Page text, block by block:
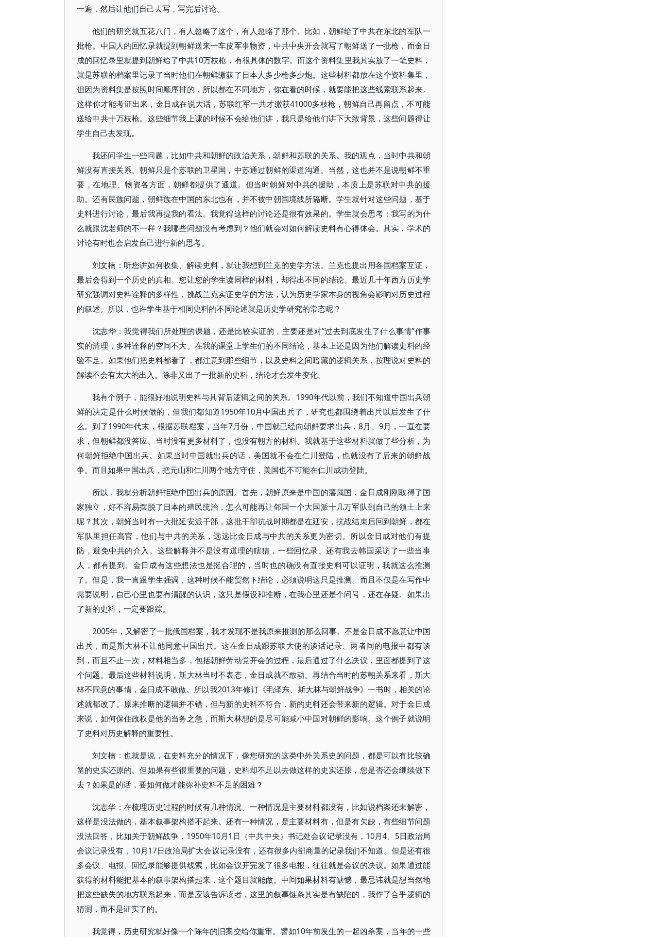
一遍，然后让他们自己去写，写完后讨论。
他们的研究就五花八门，有人忽略了这个，有人忽略了那个。比如，朝鲜给了中共在东北的军队一
批枪。中国人的回忆录就提到朝鲜送来一车皮军事物资，中共中央开会就写了朝鲜送了一批枪，而金日
成的回忆录里就提到朝鲜给了中共10万枝枪，有很具体的数字。而这个资料集里我其实放了一笔史料，
就是苏联的档案里记录了当时他们在朝鲜缴获了日本人多少枪多少炮。这些材料都放在这个资料集里，
但因为资料集是按照时间顺序排的，所以都在不同地方，你在看的时候，就要能把这些线索联系起来。
这样你才能考证出来，金日成在说大话，苏联红军一共才缴获41000多枝枪，朝鲜自己再留点，不可能
送给中共十万枝枪。这些细节我上课的时候不会给他们讲，我只是给他们讲下大致背景，这些问题得让
学生自己去发现。
我还问学生一些问题，比如中共和朝鲜的政治关系，朝鲜和苏联的关系。我的观点，当时中共和朝
鲜没有直接关系。朝鲜只是个苏联的卫星国，中苏通过朝鲜的渠道沟通。当然，这也并不是说朝鲜不重
要，在地理、物资各方面，朝鲜都提供了通道。但当时朝鲜对中共的援助，本质上是苏联对中共的援
助。还有民族问题，朝鲜族在中国的东北也有，并不被中朝国境线所隔断。学生就针对这些问题，基于
史料进行讨论，最后我再提我的看法。我觉得这样的讨论还是很有效果的。学生就会思考：我写的为什
么就跟沈老师的不一样？我哪些问题没有考虑到？他们就会对如何解读史料有心得体会。其实，学术的
讨论有时也会启发自己进行新的思考。
刘文楠：听您讲如何收集、解读史料，就让我想到兰克的史学方法。兰克也提出用各国档案互证，
最后会得到一个历史的真相。您让您的学生读同样的材料，却得出不同的结论。最近几十年西方历史学
研究强调对史料诠释的多样性，挑战兰克实证史学的方法，认为历史学家本身的视角会影响对历史过程
的叙述。所以，也许学生基于相同史料的不同论述就是历史学研究的常态呢？
沈志华：我觉得我们所处理的课题，还是比较实证的，主要还是对“过去到底发生了什么事情”作事
实的清理，多种诠释的空间不大。在我的课堂上学生们的不同结论，基本上还是因为他们解读史料的经
验不足。如果他们把史料都看了，都注意到那些细节，以及史料之间暗藏的逻辑关系，按理说对史料的
解读不会有太大的出入。除非又出了一批新的史料，结论才会发生变化。
我有个例子，能很好地说明史料与其背后逻辑之间的关系。1990年代以前，我们不知道中国出兵朝
鲜的决定是什么时候做的，但我们都知道1950年10月中国出兵了，研究也都围绕着出兵以后发生了什
么。到了1990年代末，根据苏联档案，当年7月份，中国就已经向朝鲜要求出兵，8月、9月，一直在要
求，但朝鲜都没答应。当时没有更多材料了，也没有朝方的材料。我就基于这些材料就做了些分析，为
何朝鲜拒绝中国出兵。如果当时中国就出兵的话，美国就不会在仁川登陆，也就没有了后来的朝鲜战
争。而且如果中国出兵，把元山和仁川两个地方守住，美国也不可能在仁川成功登陆。
所以，我就分析朝鲜拒绝中国出兵的原因。首先，朝鲜原来是中国的藩属国，金日成刚刚取得了国
家独立，好不容易摆脱了日本的殖民统治，怎么可能再让邻国一个大国派十几万军队到自己的领土上来
呢？其次，朝鲜当时有一大批延安派干部，这批干部抗战时期都是在延安，抗战结束后回到朝鲜，都在
军队里担任高官，他们与中共的关系，远远比金日成与中共的关系更为密切。所以金日成对他们有提
防，避免中共的介入。这些解释并不是没有道理的瞎猜，一些回忆录、还有我去韩国采访了一些当事
人，都有提到。金日成有这些想法也是挺合理的，当时也的确没有直接史料可以证明，我就这么推测
了。但是，我一直跟学生强调，这种时候不能贸然下结论，必须说明这只是推测。而且不仅是在写作中
需要说明，自己心里也要有清醒的认识，这只是假设和推断，在我心里还是个问号，还在存疑。如果出
了新的史料，一定要跟踪。
2005年，又解密了一批俄国档案，我才发现不是我原来推测的那么回事。不是金日成不愿意让中国
出兵，而是斯大林不让他同意中国出兵。这在金日成跟苏联大使的谈话记录、两者间的电报中都有谈
到，而且不止一次，材料相当多，包括朝鲜劳动党开会的过程，最后通过了什么决议，里面都提到了这
个问题。最后这些材料说明，斯大林当时不表态，金日成就不敢动。再结合当时的苏朝关系来看，斯大
林不同意的事情，金日成不敢做。所以我2013年修订《毛泽东、斯大林与朝鲜战争》一书时，相关的论
述就都改了。原来推断的逻辑并不错，但与新的史料不符合，新的史料还会带来新的逻辑。对于金日成
来说，如何保住政权是他的当务之急，而斯大林想的是尽可能减小中国对朝鲜的影响。这个例子就说明
了史料对历史解释的重要性。
刘文楠：也就是说，在史料充分的情况下，像您研究的这类中外关系史的问题，都是可以有比较确
凿的史实还原的。但如果有些很重要的问题，史料却不足以去做这样的史实还原，您是否还会继续做下
去？如果是的话，要如何做才能弥补史料不足的困难？
沈志华：在梳理历史过程的时候有几种情况。一种情况是主要材料都没有，比如说档案还未解密，
这样是没法做的，基本叙事架构搭不起来。还有一种情况，是主要材料有，但是有欠缺，有些细节问题
没法回答，比如关于朝鲜战争，1950年10月1日（中共中央）书记处会议记录没有，10月4、5日政治局
会议记录没有，10月17日政治局扩大会议记录没有，还有很多内部商量的记录我们不知道。但是还有很
多会议、电报、回忆录能够提供线索，比如会议开完发了很多电报，往往就是会议的决议。如果通过能
获得的材料能把基本的叙事架构搭起来，这个题目就能做。中间如果材料有缺憾，最忌讳就是想当然地
把这些缺失的地方联系起来，而是应该告诉读者，这里的叙事链条其实是有缺陷的，我作了合乎逻辑的
猜测，而不是证实了的。
我觉得，历史研究就好像一个陈年的旧案交给你重审。譬如10年前发生的一起凶杀案，当年的一些